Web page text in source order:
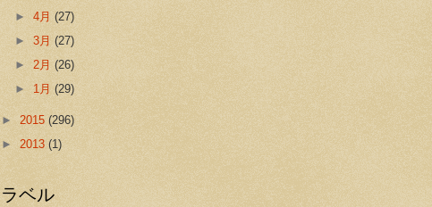
►4月(27)
►3月(27)
►2月(26)
► 1月(29)
► 2015 (296)
► 2013 (1)
ラベル